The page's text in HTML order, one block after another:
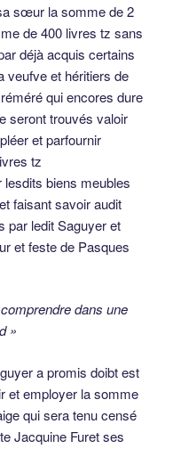
sœur la somme de 2
de 400 livres tz sans
déjà acquis certains
veufve et héritiers de
qui encores dure
seront trouvés valoir
et parfournir
tz
biens meubles
faisant savoir audit
par ledit Saguyer et
et feste de Pasques
dans une
»
a promis doibt est
et employer la somme
qui sera tenu censé
Jacquine Furet ses